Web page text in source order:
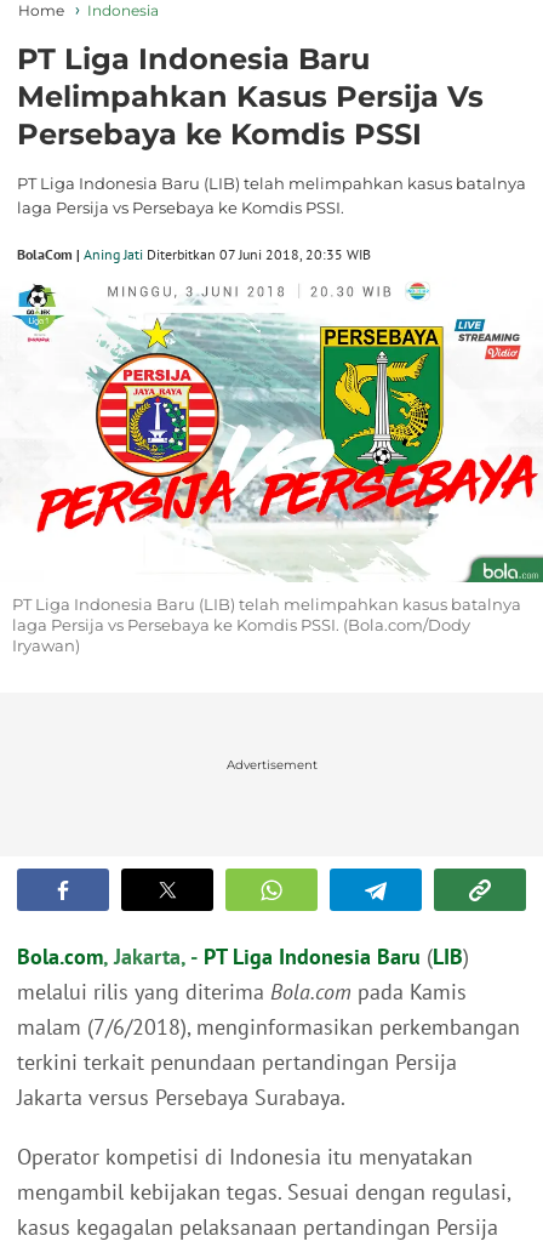
Home Indonesia
PT Liga Indonesia Baru
Melimpahkan Kasus Persija Vs
Persebaya ke Komdis PSSI
PT Liga Indonesia Baru (LIB) telah melimpahkan kasus batalnya
laga Persija vs Persebaya ke Komdis PSSI.
BolaCom | Aning Jati Diterbitkan 07 Juni 2018, 20:35 WIB
PT Liga Indonesia Baru (LIB) telah melimpahkan kasus batalnya
laga Persija vs Persebaya ke Komdis PSSI. (Bola.com/Dody
Iryawan)
Advertisement
Bola.com, Jakarta, - PT Liga Indonesia Baru (LIB)
melalui rilis yang diterima Bola.com pada Kamis
malam (7/6/2018), menginformasikan perkembangan
terkini terkait penundaan pertandingan Persija
Jakarta versus Persebaya Surabaya.
Operator kompetisi di Indonesia itu menyatakan
mengambil kebijakan tegas. Sesuai dengan regulasi,
kasus kegagalan pelaksanaan pertandingan Persija